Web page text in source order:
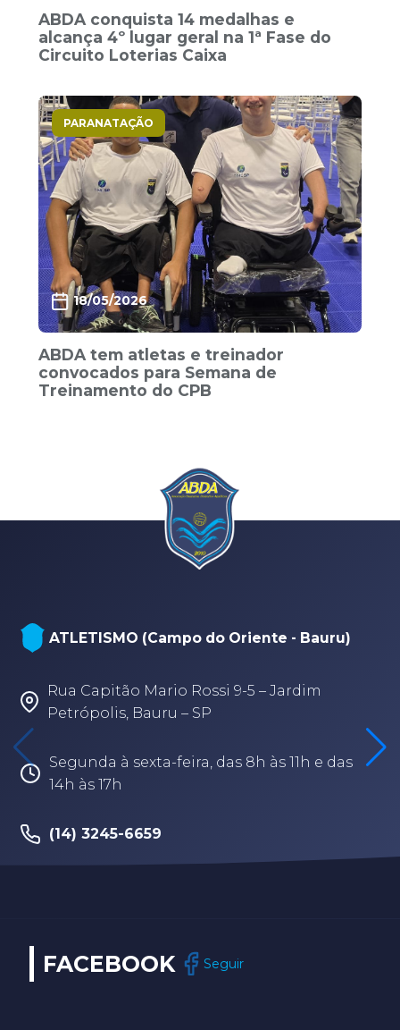
ABDA conquista 14 medalhas e
alcança 4º lugar geral na 1ª Fase do
Circuito Loterias Caixa
PARANATAÇÃO
18/05/2026
ABDA tem atletas e treinador
convocados para Semana de
Treinamento do CPB
ATLETISMO (Campo do Oriente - Bauru)
Rua Capitão Mario Rossi 9-5 – Jardim
Petrópolis, Bauru – SP
Segunda à sexta-feira, das 8h às 11h e das
14h às 17h
(14) 3245-6659
FACEBOOK Seguir